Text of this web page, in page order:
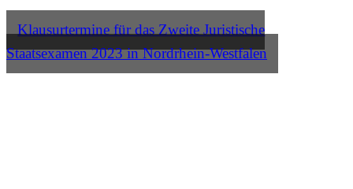
Klausurtermine für das Zweite Juristische
Staatsexamen 2023 in Nordrhein-Westfalen